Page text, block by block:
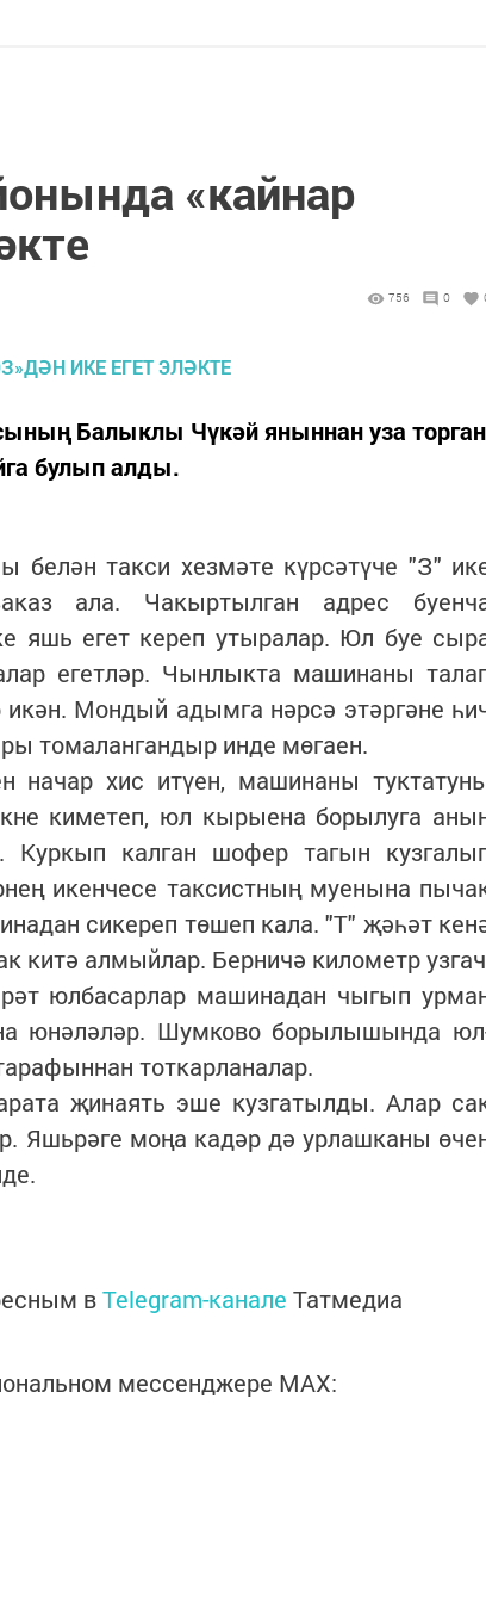
«кайнар
756 0
Балыклы Чүкәй яныннан уза торган
булып алды.
такси хезмәте күрсәтүче "З"
ала. Чакыртылган адрес
яшь егет кереп утыралар. Юл буе
егетләр. Чынлыкта машинаны
Мондый адымга нәрсә этәргәне
томалангандыр инде мөгаен.
начар хис итүен, машинаны
киметеп, юл кырыена борылуга
Куркып калган шофер тагын
икенчесе таксистның муенына
сикереп төшеп кала. "Т" җәһәт
китә алмыйлар. Берничә километр
юлбасарлар машинадан чыгып
юнәләләр. Шумково борылышында
тоткарланалар.
җинаять эше кузгатылды. Алар
Яшьрәге моңа кадәр дә урлашканы
вTelegram-канале Татмедиа
мессенджере MАХ: